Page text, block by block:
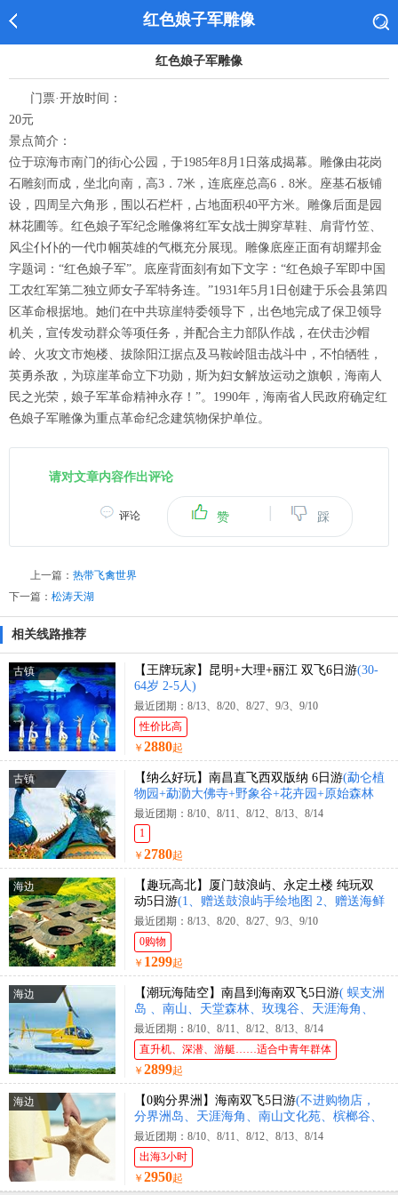
红色娘子军雕像
红色娘子军雕像
门票·开放时间：
20元
景点简介：
位于琼海市南门的街心公园，于1985年8月1日落成揭幕。雕像由花岗
石雕刻而成，坐北向南，高3．7米，连底座总高6．8米。座基石板铺
设，四周呈六角形，围以石栏杆，占地面积40平方米。雕像后面是园
林花圃等。红色娘子军纪念雕像将红军女战士脚穿草鞋、肩背竹笠、
风尘仆仆的一代巾帼英雄的气概充分展现。雕像底座正面有胡耀邦金
字题词：“红色娘子军”。底座背面刻有如下文字：“红色娘子军即中国
工农红军第二独立师女子军特务连。”1931年5月1日创建于乐会县第四
区革命根据地。她们在中共琼崖特委领导下，出色地完成了保卫领导
机关，宣传发动群众等项任务，并配合主力部队作战，在伏击沙帽
岭、火攻文市炮楼、拔除阳江据点及马鞍岭阻击战斗中，不怕牺牲，
英勇杀敌，为琼崖革命立下功勋，斯为妇女解放运动之旗帜，海南人
民之光荣，娘子军革命精神永存！”。1990年，海南省人民政府确定红
色娘子军雕像为重点革命纪念建筑物保护单位。
请对文章内容作出评论
赞 踩
评论
上一篇： 热带飞禽世界
下一篇： 松涛天湖
相关线路推荐
古镇 【王牌玩家】昆明+大理+丽江 双飞6日游(30-
64岁 2-5人)
最近团期：8/13、8/20、8/27、9/3、9/10
性价比高
￥ 2880起
古镇 【纳么好玩】南昌直飞西双版纳 6日游(勐仑植
物园+勐泐大佛寺+野象谷+花卉园+原始森林
公园+花卉园+曼迈集市+星光夜市)
最近团期：8/10、8/11、8/12、8/13、8/14
1
￥ 2780起
海边
【趣玩高北】厦门鼓浪屿、永定土楼 纯玩双
动5日游(1、赠送鼓浪屿手绘地图 2、赠送海鲜
大咖锅)
最近团期：8/13、8/20、8/27、9/3、9/10
0购物
￥ 1299起
海边 【潮玩海陆空】南昌到海南双飞5日游( 蜈支洲
岛 、南山、天堂森林、玫瑰谷、天涯海角、
直升机体验、豪华游艇出海 )
最近团期：8/10、8/11、8/12、8/13、8/14
直升机、深潜、游艇……适合中青年群体
￥ 2899起
海边 【0购分界洲】海南双飞5日游(不进购物店，
分界洲岛、天涯海角、南山文化苑、槟榔谷、
黎王夜宴)
最近团期：8/10、8/11、8/12、8/13、8/14
出海3小时
￥ 2950起